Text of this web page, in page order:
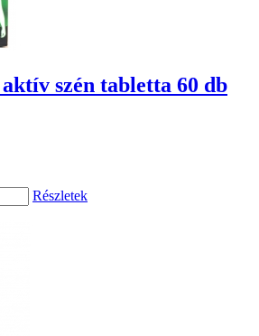
szén tabletta 60 db
Részletek